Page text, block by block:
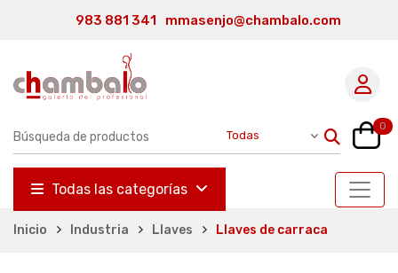
983 881 341 mmasenjo@chambalo.com
0
Todas las categorías
Inicio Industria Llaves Llaves de carraca